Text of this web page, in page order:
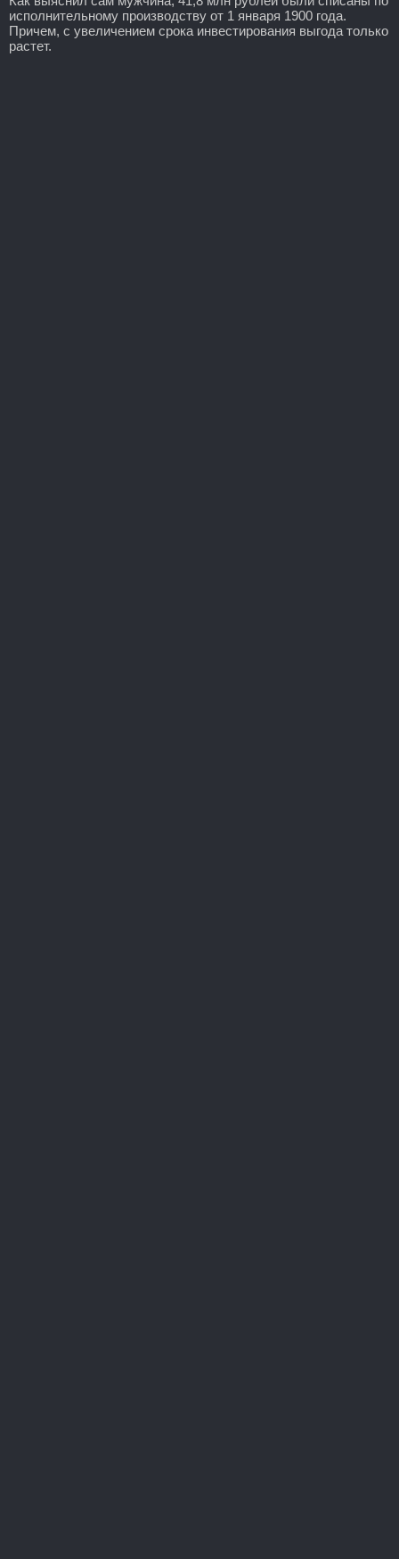
исполнительному производству от 1 января 1900 года.
Причем, с увеличением срока инвестирования выгода только
растет.